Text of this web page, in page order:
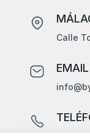
Calle
EMAIL
+34